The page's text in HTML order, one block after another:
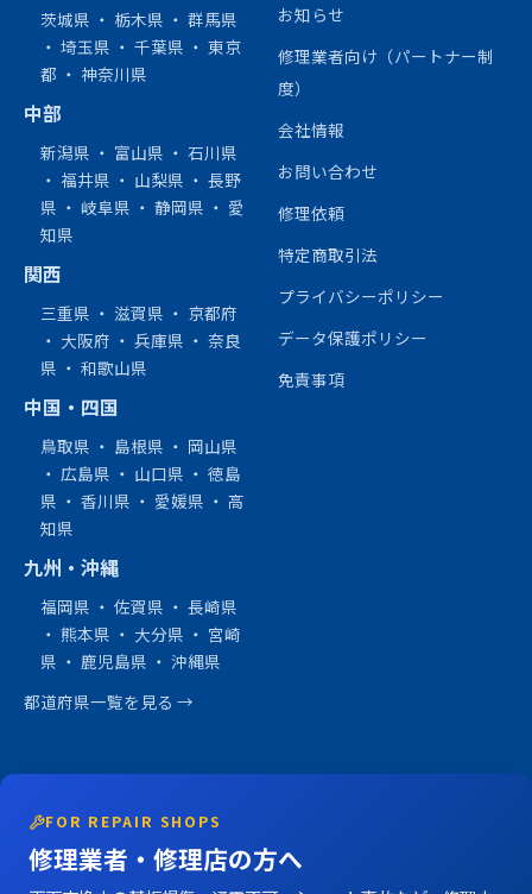
茨城県 ・ 栃木県 ・ 群馬県
・ 埼玉県 ・ 千葉県 ・ 東京
都 ・ 神奈川県
中部
新潟県 ・ 富山県 ・ 石川県
・ 福井県 ・ 山梨県 ・ 長野
県 ・ 岐阜県 ・ 静岡県 ・ 愛
知県
関西
三重県 ・ 滋賀県 ・ 京都府
・ 大阪府 ・ 兵庫県 ・ 奈良
県 ・ 和歌山県
中国・四国
鳥取県 ・ 島根県 ・ 岡山県
・ 広島県 ・ 山口県 ・ 徳島
県 ・ 香川県 ・ 愛媛県 ・ 高
知県
九州・沖縄
福岡県 ・ 佐賀県 ・ 長崎県
・ 熊本県 ・ 大分県 ・ 宮崎
県 ・ 鹿児島県 ・ 沖縄県
都道府県一覧を見る →
お知らせ
修理業者向け（パートナー制
度）
会社情報
お問い合わせ
修理依頼
特定商取引法
プライバシーポリシー
データ保護ポリシー
免責事項
FOR REPAIR SHOPS
修理業者・修理店の方へ